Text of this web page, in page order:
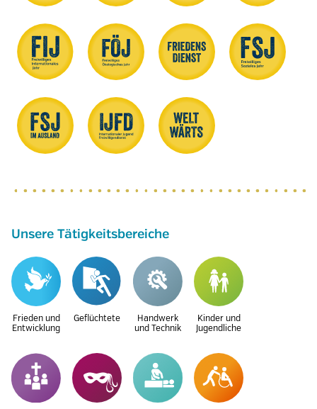
Unsere Tätigkeitsbereiche
Frieden und
Entwicklung
Geflüchtete
Handwerk
und Technik
Kinder und
Jugendliche